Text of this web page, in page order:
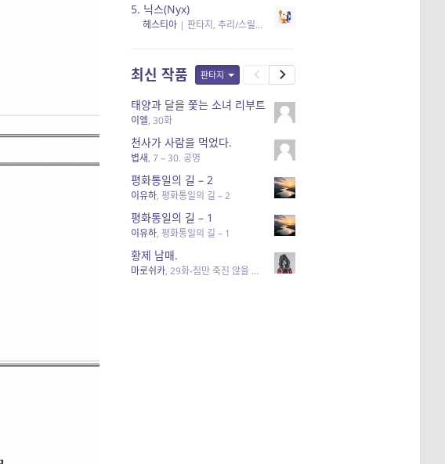
5. 닉스(Nyx)
헤스티아| 판타지, 추리/스릴러 | 읽음
최신 작품 판타지
태양과 달을 쫓는 소녀 리부트
이엘, 30화
천사가 사람을 먹었다.
볍새, 7 – 30. 공명
평화통일의 길 – 2
이유하, 평화통일의 길 – 2
평화통일의 길 – 1
이유하, 평화통일의 길 – 1
황제 남매.
마로쉬카, 29화-짐만 죽진 않을 테니까.